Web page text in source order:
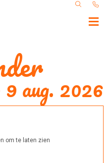
aug. 2026
om te laten zien